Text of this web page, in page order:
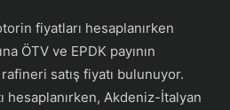
fiyatları hesaplanırken
ÖTV ve EPDK payının
satış fiyatı bulunuyor.
hesaplanırken, Akdeniz-İtalyan